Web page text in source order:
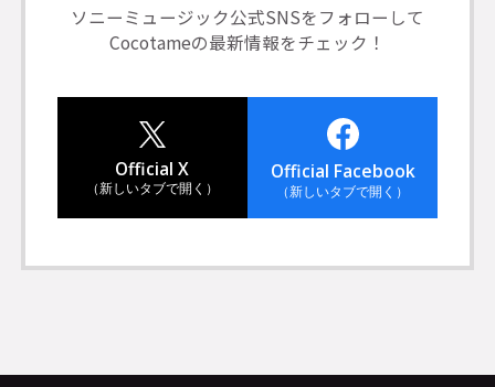
ソニーミュージック公式SNSをフォローして
Cocotameの最新情報をチェック！
Official X
（新しいタブで開く）
Official Facebook
（新しいタブで開く）